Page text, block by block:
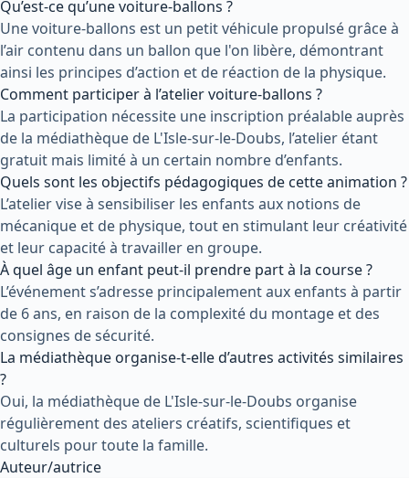
Qu’est-ce qu’une voiture-ballons ?
Une voiture-ballons est un petit véhicule propulsé grâce à
l’air contenu dans un ballon que l'on libère, démontrant
ainsi les principes d’action et de réaction de la physique.
Comment participer à l’atelier voiture-ballons ?
La participation nécessite une inscription préalable auprès
de la médiathèque de L'Isle-sur-le-Doubs, l’atelier étant
gratuit mais limité à un certain nombre d’enfants.
Quels sont les objectifs pédagogiques de cette animation ?
L’atelier vise à sensibiliser les enfants aux notions de
mécanique et de physique, tout en stimulant leur créativité
et leur capacité à travailler en groupe.
À quel âge un enfant peut-il prendre part à la course ?
L’événement s’adresse principalement aux enfants à partir
de 6 ans, en raison de la complexité du montage et des
consignes de sécurité.
La médiathèque organise-t-elle d’autres activités similaires
?
Oui, la médiathèque de L'Isle-sur-le-Doubs organise
régulièrement des ateliers créatifs, scientifiques et
culturels pour toute la famille.
Auteur/autrice